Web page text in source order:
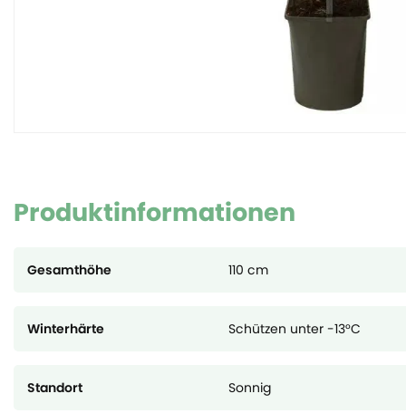
Produktinformationen
Gesamthöhe 110 cm
Winterhärte Schützen unter -13°C
Standort Sonnig